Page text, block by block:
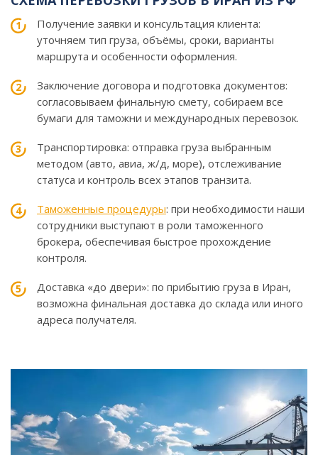
Получение заявки и консультация клиента:
уточняем тип груза, объёмы, сроки, варианты
маршрута и особенности оформления.
Заключение договора и подготовка документов:
согласовываем финальную смету, собираем все
бумаги для таможни и международных перевозок.
Транспортировка: отправка груза выбранным
методом (авто, авиа, ж/д, море), отслеживание
статуса и контроль всех этапов транзита.
Таможенные процедуры: при необходимости наши
сотрудники выступают в роли таможенного
брокера, обеспечивая быстрое прохождение
контроля.
Доставка «до двери»: по прибытию груза в Иран,
возможна финальная доставка до склада или иного
адреса получателя.